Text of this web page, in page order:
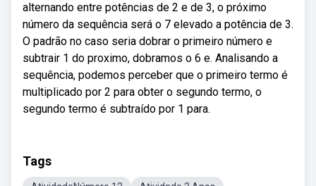
alternando entre potências de 2 e de 3, o próximo
número da sequência será o 7 elevado a potência de 3.
O padrão no caso seria dobrar o primeiro número e
subtrair 1 do proximo, dobramos o 6 e. Analisando a
sequência, podemos perceber que o primeiro termo é
multiplicado por 2 para obter o segundo termo, o
segundo termo é subtraído por 1 para.
Tags